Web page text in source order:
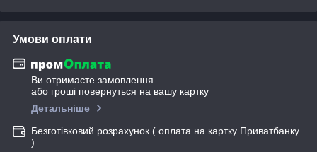
Умови оплати
Ви отримаєте замовлення
або гроші повернуться на вашу картку
Детальніше
Безготівковий розрахунок ( оплата на картку Приватбанку
)